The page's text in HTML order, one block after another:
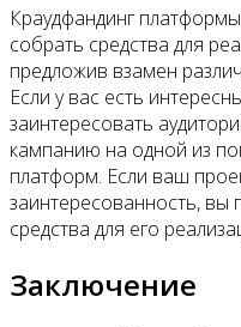
Краудфандинг
собрать средства для
предложив взамен
Если у вас есть
заинтересовать
кампанию на одной из
платформ. Если ваш
заинтересованность,
средства для его
Заключение